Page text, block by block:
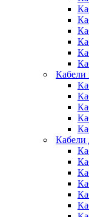
Кабели
Кабели